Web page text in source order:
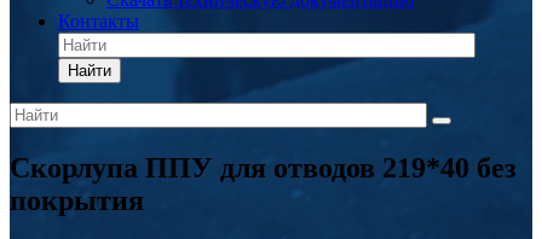
Контакты
Найти
Скорлупа ППУ для отводов 219*40 без
покрытия